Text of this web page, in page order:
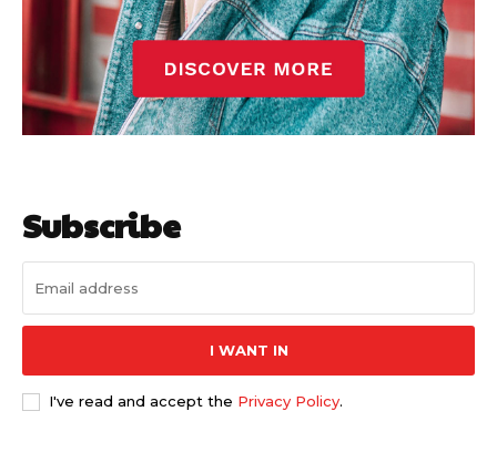
Subscribe
I WANT IN
I've read and accept the Privacy Policy.